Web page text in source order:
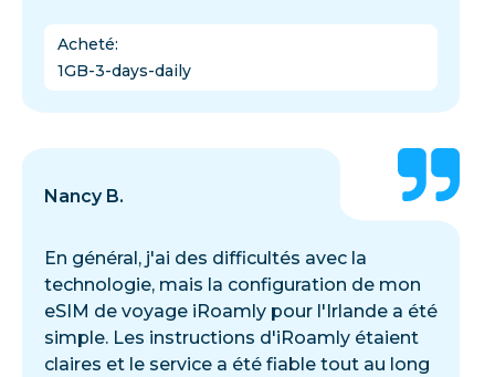
Acheté:
1GB-3-days-daily
Nancy B.
En général, j'ai des difficultés avec la
technologie, mais la configuration de mon
eSIM de voyage iRoamly pour l'Irlande a été
simple. Les instructions d'iRoamly étaient
claires et le service a été fiable tout au long